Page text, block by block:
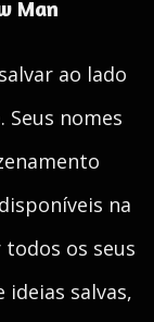
Man
ao lado
Seus nomes
na
os seus
ideias salvas,